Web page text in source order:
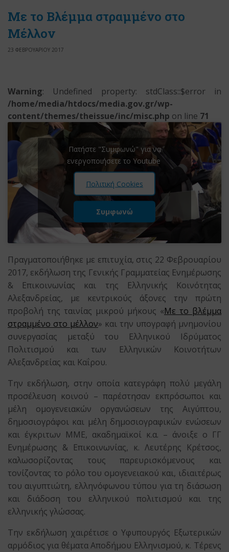
Με το Βλέμμα στραμμένο στο
Μέλλον
23 ΦΕΒΡΟΥΑΡΙΟΥ 2017
Warning: Undefined property: stdClass::$error in
/home/media/htdocs/media.gov.gr/wp-
content/themes/theissue/inc/misc.php on line 71
Πατήστε "Συμφωνώ" για να
ενεργοποιήσετε το Youtube
Πολιτική Cookies
Συμφωνώ
Πραγματοποιήθηκε με επιτυχία, στις 22 Φεβρουαρίου
2017, εκδήλωση της Γενικής Γραμματείας Ενημέρωσης
& Επικοινωνίας και της Ελληνικής Κοινότητας
Αλεξανδρείας, με κεντρικούς άξονες την πρώτη
προβολή της ταινίας μικρού μήκους «Με το βλέμμα
στραμμένο στο μέλλον» και την υπογραφή μνημονίου
συνεργασίας μεταξύ του Ελληνικού Ιδρύματος
Πολιτισμού και των Ελληνικών Κοινοτήτων
Αλεξανδρείας και Καΐρου.
Την εκδήλωση, στην οποία κατεγράφη πολύ μεγάλη
προσέλευση κοινού – παρέστησαν εκπρόσωποι και
μέλη ομογενειακών οργανώσεων της Αιγύπτου,
δημοσιογράφοι και μέλη δημοσιογραφικών ενώσεων
και έγκριτων ΜΜΕ, ακαδημαϊκοί κ.α. – άνοιξε ο ΓΓ
Ενημέρωσης & Επικοινωνίας, κ. Λευτέρης Κρέτσος,
καλωσορίζοντας τους παρευρισκόμενους και
τονίζοντας το ρόλο του ομογενειακού και, ιδιαιτέρως
του αιγυπτιώτη, ελληνόφωνου τύπου για τη διάσωση
και διάδοση του ελληνικού πολιτισμού και της
ελληνικής γλώσσας.
Την εκδήλωση χαιρέτισε ο Υφυπουργός Εξωτερικών
αρμόδιος για θέματα Αποδήμου Ελληνισμού, κ. Τέρενς